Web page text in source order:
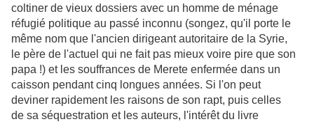
coltiner de vieux dossiers avec un homme de ménage
réfugié politique au passé inconnu (songez, qu'il porte le
même nom que l'ancien dirigeant autoritaire de la Syrie,
le père de l'actuel qui ne fait pas mieux voire pire que son
papa !) et les souffrances de Merete enfermée dans un
caisson pendant cinq longues années. Si l'on peut
deviner rapidement les raisons de son rapt, puis celles
de sa séquestration et les auteurs, l'intérêt du livre